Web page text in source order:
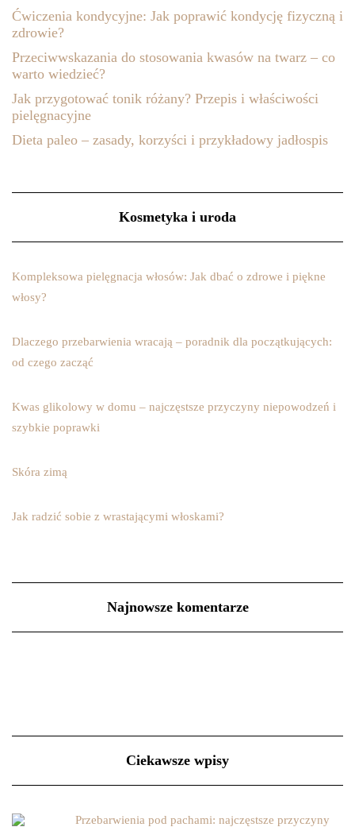
Ćwiczenia kondycyjne: Jak poprawić kondycję fizyczną i
zdrowie?
Przeciwwskazania do stosowania kwasów na twarz – co
warto wiedzieć?
Jak przygotować tonik różany? Przepis i właściwości
pielęgnacyjne
Dieta paleo – zasady, korzyści i przykładowy jadłospis
Kosmetyka i uroda
Kompleksowa pielęgnacja włosów: Jak dbać o zdrowe i piękne
włosy?
Dlaczego przebarwienia wracają – poradnik dla początkujących:
od czego zacząć
Kwas glikolowy w domu – najczęstsze przyczyny niepowodzeń i
szybkie poprawki
Skóra zimą
Jak radzić sobie z wrastającymi włoskami?
Najnowsze komentarze
Ciekawsze wpisy
Przebarwienia pod pachami: najczęstsze przyczyny